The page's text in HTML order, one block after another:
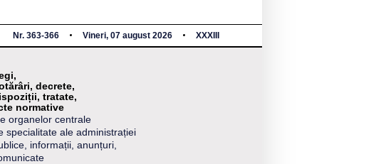
Nr. 363-366 Vineri, 07 august 2026 XXXIII
decrete,
tratate,
normative
organelor centrale
specialitate ale administrației
informații, anunțuri,